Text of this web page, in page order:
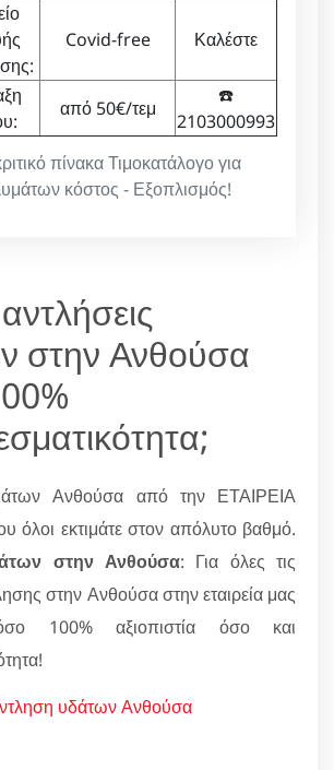
πίνακα Τιμοκατάλογο για
κόστος - Εξοπλισμός!
Covid-free Καλέστε
από 50€/τεμ
☎️
2103000993
στην Ανθούσα
Ανθούσα από την ΕΤΑΙΡΕΙΑ
εκτιμάτε στον απόλυτο βαθμό.
στην Ανθούσα: Για όλες τις
στην Ανθούσα στην εταιρεία μας
100% αξιοπιστία όσο και
υδάτων Ανθούσα